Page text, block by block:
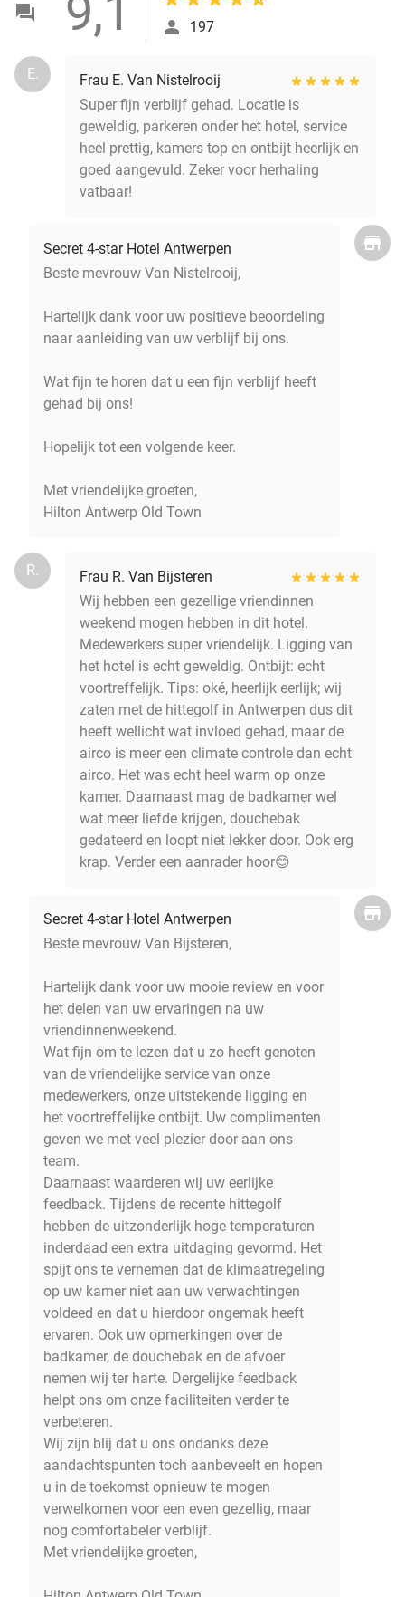
9,1 197
E.
Frau E. Van Nistelrooij
Super fijn verblijf gehad. Locatie is
geweldig, parkeren onder het hotel, service
heel prettig, kamers top en ontbijt heerlijk en
goed aangevuld. Zeker voor herhaling
vatbaar!
Secret 4-star Hotel Antwerpen
Beste mevrouw Van Nistelrooij,
Hartelijk dank voor uw positieve beoordeling
naar aanleiding van uw verblijf bij ons.
Wat fijn te horen dat u een fijn verblijf heeft
gehad bij ons!
Hopelijk tot een volgende keer.
Met vriendelijke groeten,
Hilton Antwerp Old Town
R.
Frau R. Van Bijsteren
Wij hebben een gezellige vriendinnen
weekend mogen hebben in dit hotel.
Medewerkers super vriendelijk. Ligging van
het hotel is echt geweldig. Ontbijt: echt
voortreffelijk. Tips: oké, heerlijk eerlijk; wij
zaten met de hittegolf in Antwerpen dus dit
heeft wellicht wat invloed gehad, maar de
airco is meer een climate controle dan echt
airco. Het was echt heel warm op onze
kamer. Daarnaast mag de badkamer wel
wat meer liefde krijgen, douchebak
gedateerd en loopt niet lekker door. Ook erg
krap. Verder een aanrader hoor😊
Secret 4-star Hotel Antwerpen
Beste mevrouw Van Bijsteren,
Hartelijk dank voor uw mooie review en voor
het delen van uw ervaringen na uw
vriendinnenweekend.
Wat fijn om te lezen dat u zo heeft genoten
van de vriendelijke service van onze
medewerkers, onze uitstekende ligging en
het voortreffelijke ontbijt. Uw complimenten
geven we met veel plezier door aan ons
team.
Daarnaast waarderen wij uw eerlijke
feedback. Tijdens de recente hittegolf
hebben de uitzonderlijk hoge temperaturen
inderdaad een extra uitdaging gevormd. Het
spijt ons te vernemen dat de klimaatregeling
op uw kamer niet aan uw verwachtingen
voldeed en dat u hierdoor ongemak heeft
ervaren. Ook uw opmerkingen over de
badkamer, de douchebak en de afvoer
nemen wij ter harte. Dergelijke feedback
helpt ons om onze faciliteiten verder te
verbeteren.
Wij zijn blij dat u ons ondanks deze
aandachtspunten toch aanbeveelt en hopen
u in de toekomst opnieuw te mogen
verwelkomen voor een even gezellig, maar
nog comfortabeler verblijf.
Met vriendelijke groeten,